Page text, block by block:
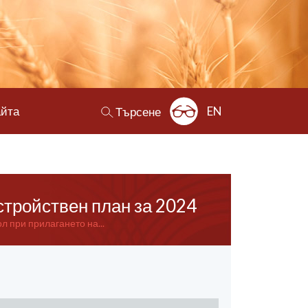
Търсене EN
план за 2024
при прилагането на...